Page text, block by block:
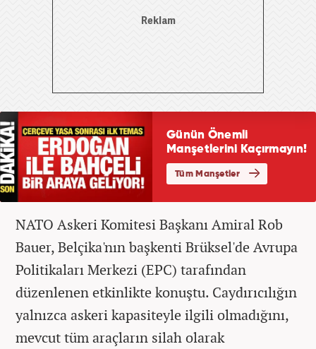
NATO Askeri Komitesi Başkanı Amiral Rob
Bauer, Belçika'nın başkenti Brüksel'de Avrupa
Politikaları Merkezi (EPC) tarafından
düzenlenen etkinlikte konuştu. Caydırıcılığın
yalnızca askeri kapasiteyle ilgili olmadığını,
mevcut tüm araçların silah olarak